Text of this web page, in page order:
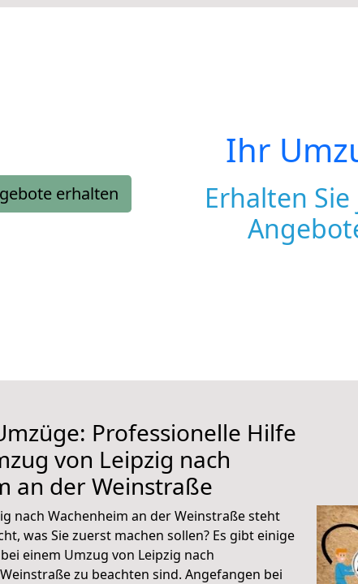
erhalten
Ihr
Erhalten
Professionelle Hilfe
von Leipzig nach
an der Weinstraße
nach Wachenheim an der Weinstraße steht
was Sie zuerst machen sollen? Es gibt einige
einem Umzug von Leipzig nach
zu beachten sind. Angefangen bei